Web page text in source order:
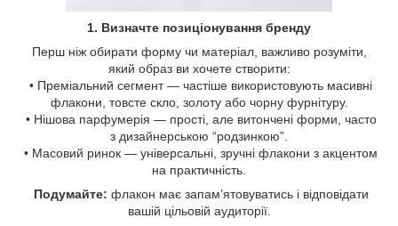
1. Визначте позиціонування бренду
Перш ніж обирати форму чи матеріал, важливо розуміти,
який образ ви хочете створити:
• Преміальний сегмент — частіше використовують масивні
флакони, товсте скло, золоту або чорну фурнітуру.
• Нішова парфумерія — прості, але витончені форми, часто
з дизайнерською “родзинкою”.
• Масовий ринок — універсальні, зручні флакони з акцентом
на практичність.
Подумайте: флакон має запам’ятовуватись і відповідати
вашій цільовій аудиторії.